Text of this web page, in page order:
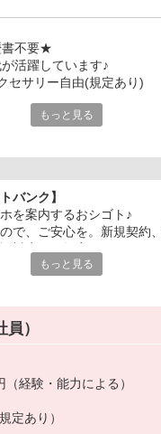
+゜・。○。・゜+゜
書不要★
活躍しています♪
セサリー自由(規定あり)
特別価格で購入OK！！
可能☆☆
たの味方です♪
ろ】
力、コールセンター、
系
仕分け・加工・組立・検
ウ・ネイリスト・エステ
売・個別指導塾・人材紹
もっと見る
バンク】
を案内するおシゴト♪
で、ご安心を。新規契約
販売業務
ユー)・KDDI/softbank(ソ
、楽天モバイル、UQなど
もっと見る
）
経験・能力による）
定あり）